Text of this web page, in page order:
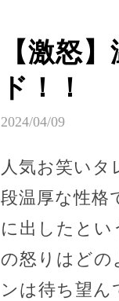
【激怒
ド！！
2024/04/09
人気お笑い
段温厚な性格
に出したとい
の怒りはどの
ンは待ち望ん